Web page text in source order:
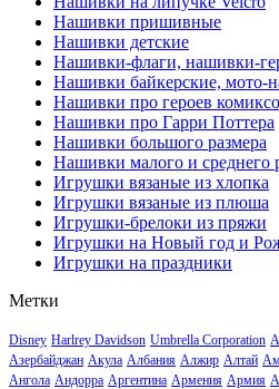
Нашивки пришивные
Нашивки детские
Нашивки-флаги, нашивки-
Нашивки байкерские, мото-
Нашивки про героев
Нашивки про Гарри Поттера
Нашивки большого размера
Нашивки малого и среднего
Игрушки вязаные из хлопка
Игрушки вязаные из плюша
Игрушки-брелоки из пряжи
Игрушки на Новый год и
Игрушки на праздники
Метки
Disney Harlrey Davidson Umbrella Corporation
Азербайджан Акула Албания Алжир Алтай
Ангола Андорра Аргентина Армения Армия